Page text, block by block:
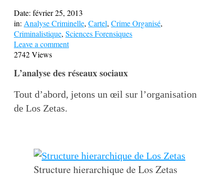
Date: février 25, 2013
in: Analyse Criminelle, Cartel, Crime Organisé,
Criminalistique, Sciences Forensiques
Leave a comment
2742 Views
L’analyse des réseaux sociaux
Tout d’abord, jetons un œil sur l’organisation
de Los Zetas.
Structure hierarchique de Los Zetas